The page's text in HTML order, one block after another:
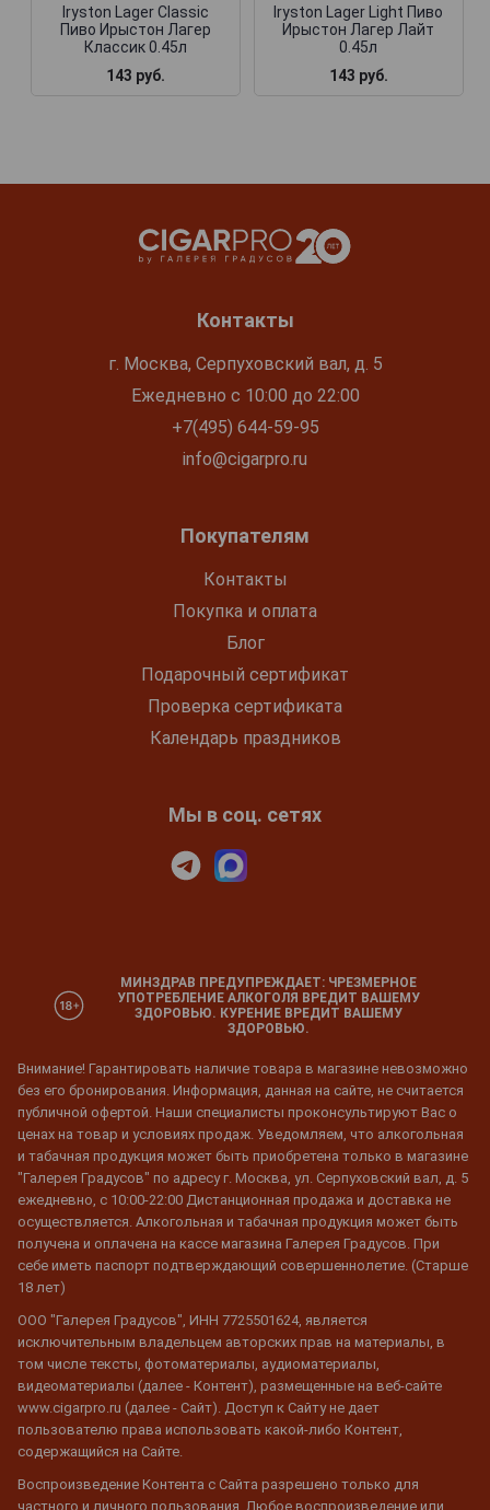
Iryston Lager Classic
Пиво Ирыстон Лагер
Классик 0.45л
143 руб.
Iryston Lager Light Пиво
Ирыстон Лагер Лайт
0.45л
143 руб.
Контакты
г. Москва, Серпуховский вал, д. 5
Ежедневно с 10:00 до 22:00
+7(495) 644-59-95
info@cigarpro.ru
Покупателям
Контакты
Покупка и оплата
Блог
Подарочный сертификат
Проверка сертификата
Календарь праздников
Мы в соц. сетях
МИНЗДРАВ ПРЕДУПРЕЖДАЕТ: ЧРЕЗМЕРНОЕ
УПОТРЕБЛЕНИЕ АЛКОГОЛЯ ВРЕДИТ ВАШЕМУ
ЗДОРОВЬЮ. КУРЕНИЕ ВРЕДИТ ВАШЕМУ
ЗДОРОВЬЮ.
Внимание! Гарантировать наличие товара в магазине невозможно
без его бронирования. Информация, данная на сайте, не считается
публичной офертой. Наши специалисты проконсультируют Вас о
ценах на товар и условиях продаж. Уведомляем, что алкогольная
и табачная продукция может быть приобретена только в магазине
"Галерея Градусов" по адресу г. Москва, ул. Серпуховский вал, д. 5
ежедневно, с 10:00-22:00 Дистанционная продажа и доставка не
осуществляется. Алкогольная и табачная продукция может быть
получена и оплачена на кассе магазина Галерея Градусов. При
себе иметь паспорт подтверждающий совершеннолетие. (Старше
18 лет)
ООО "Галерея Градусов", ИНН 7725501624, является
исключительным владельцем авторских прав на материалы, в
том числе тексты, фотоматериалы, аудиоматериалы,
видеоматериалы (далее - Контент), размещенные на веб-сайте
www.cigarpro.ru (далее - Сайт). Доступ к Сайту не дает
пользователю права использовать какой-либо Контент,
содержащийся на Сайте.
Воспроизведение Контента с Сайта разрешено только для
частного и личного пользования. Любое воспроизведение или